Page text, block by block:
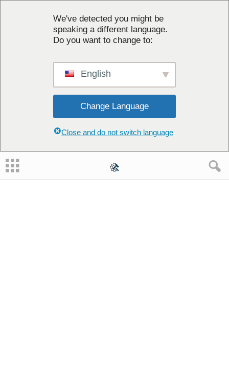
We've detected you might be
speaking a different language.
Do you want to change to:
English
Change Language
Close and do not switch language